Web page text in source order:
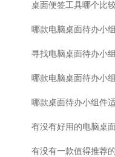
桌面便签工具哪个比
哪款电脑桌面待办小
寻找电脑桌面待办小
哪款电脑桌面待办小
哪款桌面待办小组件
有没有好用的电脑桌
有没有一款值得推荐